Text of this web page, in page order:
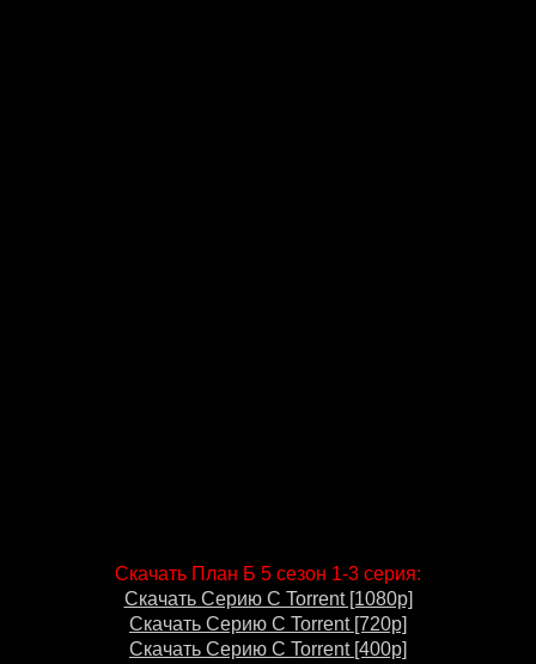
Скачать План Б 5 сезон 1-3 серия:
Скачать Серию С Torrent [1080p]
Скачать Серию С Torrent [720p]
Скачать Серию С Torrent [400p]